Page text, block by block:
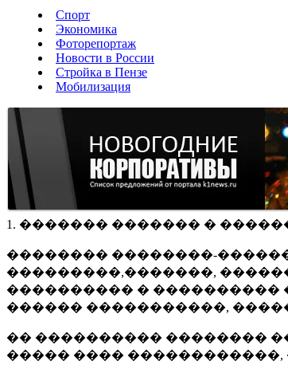
Спорт
Экономика
Фоторепортаж
Новости в России
Стройка в Пензе
Мобилизация
1. ������� ������� �
�������� ��������-
���������,�������,
���������� � ����������
������ �����������,
�� ���������� ��������
����� ����